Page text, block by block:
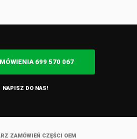
699 570 067
NAPISZ DO NAS!
ZAMÓWIEŃ CZĘŚCI OEM